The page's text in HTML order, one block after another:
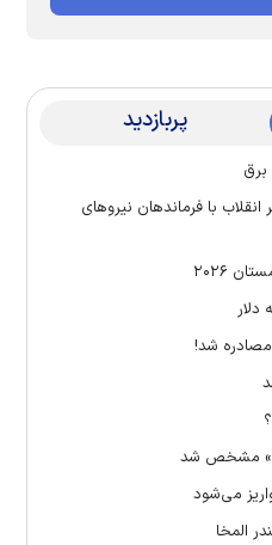
پربازدید
با فرماندهان نیرو‌های
مصادره شد!
می‌شود
المخا